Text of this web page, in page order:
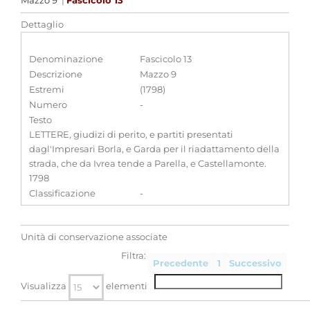
Dettaglio
Denominazione
Fascicolo 13
Descrizione
Mazzo 9
Estremi
(1798)
Numero
-
Testo
LETTERE, giudizi di perito, e partiti presentati
dagl'Impresari Borla, e Garda per il riadattamento della
strada, che da Ivrea tende a Parella, e Castellamonte.
1798
Classificazione
-
Unità di conservazione associate
Precedente 1 Successivo
Visualizza elementi
Filtra: